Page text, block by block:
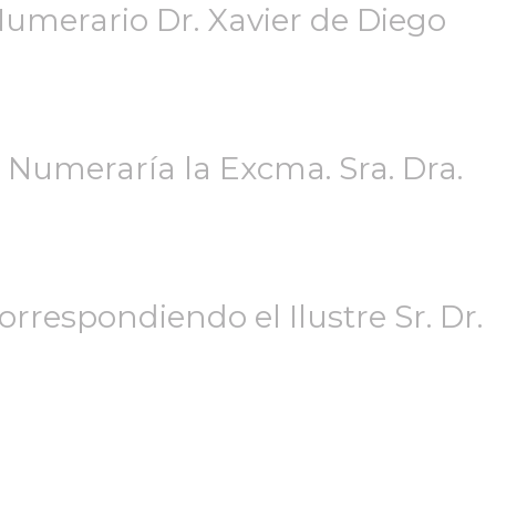
Dr. Xavier de Diego
la Excma. Sra. Dra.
el Ilustre Sr. Dr.